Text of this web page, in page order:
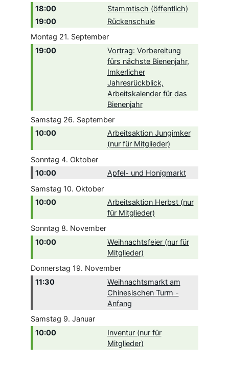
18:00
Stammtisch (öffentlich)
19:00
Rückenschule
Montag 21. September
19:00
Vortrag: Vorbereitung
fürs nächste Bienenjahr,
Imkerlicher
Jahresrückblick,
Arbeitskalender für das
Bienenjahr
Samstag 26. September
10:00
Arbeitsaktion Jungimker
(nur für Mitglieder)
Sonntag 4. Oktober
10:00
Apfel- und Honigmarkt
Samstag 10. Oktober
10:00
Arbeitsaktion Herbst (nur
für Mitglieder)
Sonntag 8. November
10:00
Weihnachtsfeier (nur für
Mitglieder)
Donnerstag 19. November
11:30
Weihnachtsmarkt am
Chinesischen Turm -
Anfang
Samstag 9. Januar
10:00
Inventur (nur für
Mitglieder)